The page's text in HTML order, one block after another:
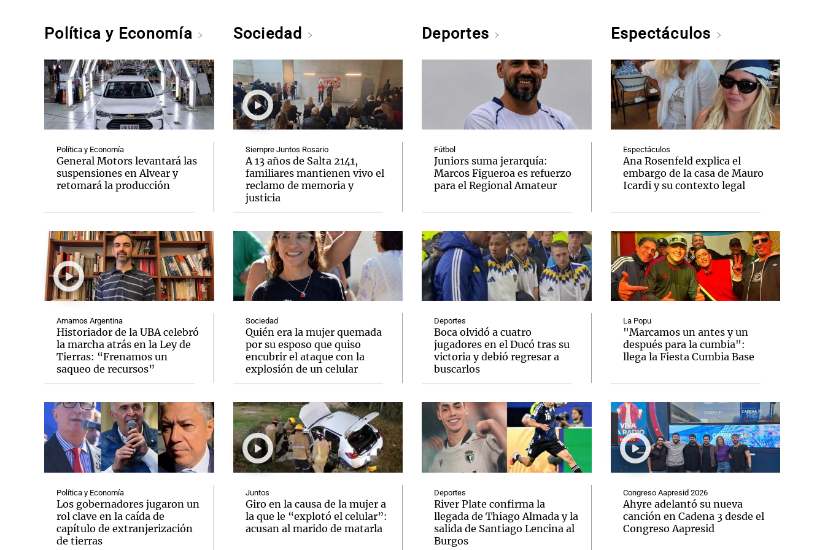
Política y Economía
Política y Economía
General Motors levantará las
suspensiones en Alvear y
retomará la producción
Amamos Argentina
Historiador de la UBA celebró
la marcha atrás en la Ley de
Tierras: “Frenamos un
saqueo de recursos”
Política y Economía
Los gobernadores jugaron un
rol clave en la caída de
capítulo de extranjerización
de tierras
Sociedad
Siempre Juntos Rosario
A 13 años de Salta 2141,
familiares mantienen vivo el
reclamo de memoria y
justicia
Sociedad
Quién era la mujer quemada
por su esposo que quiso
encubrir el ataque con la
explosión de un celular
Juntos
Giro en la causa de la mujer a
la que le “explotó el celular”:
acusan al marido de matarla
Deportes
Fútbol
Juniors suma jerarquía:
Marcos Figueroa es refuerzo
para el Regional Amateur
Deportes
Boca olvidó a cuatro
jugadores en el Ducó tras su
victoria y debió regresar a
buscarlos
Deportes
River Plate confirma la
llegada de Thiago Almada y la
salida de Santiago Lencina al
Burgos
Espectáculos
Espectáculos
Ana Rosenfeld explica el
embargo de la casa de Mauro
Icardi y su contexto legal
La Popu
"Marcamos un antes y un
después para la cumbia":
llega la Fiesta Cumbia Base
Congreso Aapresid 2026
Ahyre adelantó su nueva
canción en Cadena 3 desde el
Congreso Aapresid
Notas Notas
El huracán de Arequito
Notas
Cadena 3 en Groenlandia
Notas